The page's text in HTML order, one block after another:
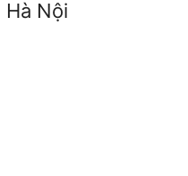
Hà Nội